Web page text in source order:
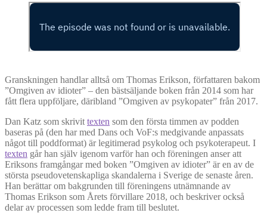
Granskningen handlar alltså om Thomas Erikson, författaren bakom
”Omgiven av idioter” – den bästsäljande boken från 2014 som har
fått flera uppföljare, däribland ”Omgiven av psykopater” från 2017.
Dan Katz som skrivit texten som den första timmen av podden
baseras på (den har med Dans och VoF:s medgivande anpassats
något till poddformat) är legitimerad psykolog och psykoterapeut. I
texten går han själv igenom varför han och föreningen anser att
Eriksons framgångar med boken ”Omgiven av idioter” är en av de
största pseudovetenskapliga skandalerna i Sverige de senaste åren.
Han berättar om bakgrunden till föreningens utnämnande av
Thomas Erikson som Årets förvillare 2018, och beskriver också
delar av processen som ledde fram till beslutet.